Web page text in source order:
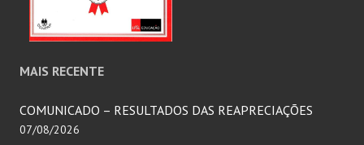
MAIS RECENTE
COMUNICADO – RESULTADOS DAS REAPRECIAÇÕES
07/08/2026